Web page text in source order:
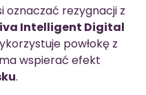
oznaczać rezygnacji z
Intelligent Digital
powłokę z
wspierać efekt
.